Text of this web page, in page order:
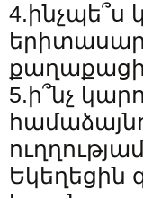
4.ինչպե՞ս
5.ի՞նչ
Եկեղեցին